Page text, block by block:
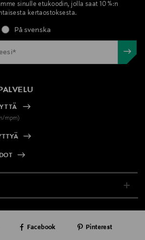
sinulle etukoodin, jolla saat 10 %:n
kertaostoksesta.
På svenska
mpm)
Facebook Pinterest